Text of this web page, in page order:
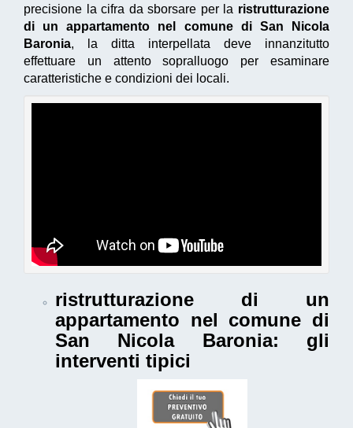
precisione la cifra da sborsare per la ristrutturazione
di un appartamento nel comune di San Nicola
Baronia, la ditta interpellata deve innanzitutto
effettuare un attento sopralluogo per esaminare
caratteristiche e condizioni dei locali.
ristrutturazione di un
appartamento nel comune di
San Nicola Baronia: gli
interventi tipici